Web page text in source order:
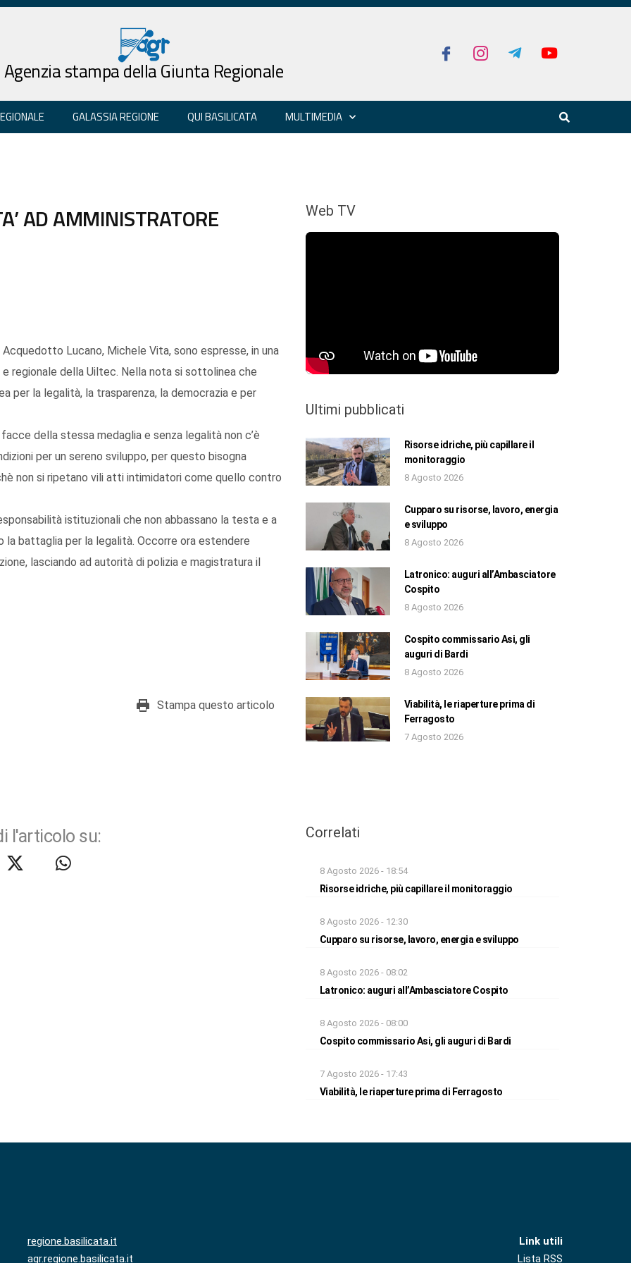
Agenzia stampa della Giunta Regionale
GALASSIA REGIONE QUI BASILICATA MULTIMEDIA
AD AMMINISTRATORE
Lucano, Michele Vita, sono espresse, in una
regionale della Uiltec. Nella nota si sottolinea che
per la legalità, la trasparenza, la democrazia e per
della stessa medaglia e senza legalità non c’è
per un sereno sviluppo, per questo bisogna
non si ripetano vili atti intimidatori come quello contro
istituzionali che non abbassano la testa e a
battaglia per la legalità. Occorre ora estendere
lasciando ad autorità di polizia e magistratura il
Stampa questo articolo
l'articolo su:
Web TV
Ultimi pubblicati
Risorse idriche, più capillare il
monitoraggio
8 Agosto 2026
Cupparo su risorse, lavoro, energia
e sviluppo
8 Agosto 2026
Latronico: auguri all’Ambasciatore
Cospito
8 Agosto 2026
Cospito commissario Asi, gli
auguri di Bardi
8 Agosto 2026
Viabilità, le riaperture prima di
Ferragosto
7 Agosto 2026
Correlati
8 Agosto 2026 - 18:54
Risorse idriche, più capillare il monitoraggio
8 Agosto 2026 - 12:30
Cupparo su risorse, lavoro, energia e sviluppo
8 Agosto 2026 - 08:02
Latronico: auguri all’Ambasciatore Cospito
8 Agosto 2026 - 08:00
Cospito commissario Asi, gli auguri di Bardi
7 Agosto 2026 - 17:43
Viabilità, le riaperture prima di Ferragosto
regione.basilicata.it
agr.regione.basilicata.it
Link utili
Lista RSS